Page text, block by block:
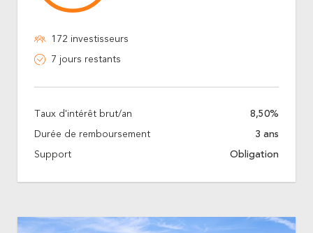
172 investisseurs
7 jours restants
Taux d'intérêt brut/an 8,50%
Durée de remboursement 3 ans
Support Obligation